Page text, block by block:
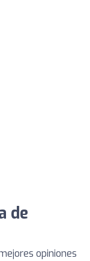
de
opiniones